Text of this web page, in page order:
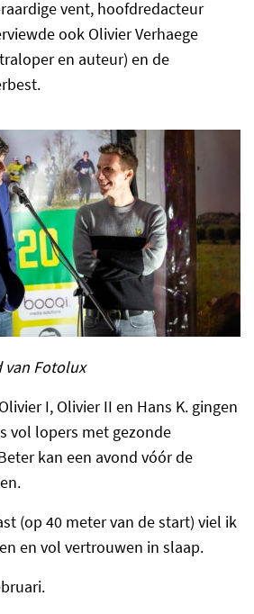
vent, hoofdredacteur
ook Olivier Verhaege
en auteur) en de
van Fotolux
I, Olivier II en Hans K. gingen
vol lopers met gezonde
kan een avond vóór de
(op 40 meter van de start) viel ik
en vol vertrouwen in slaap.